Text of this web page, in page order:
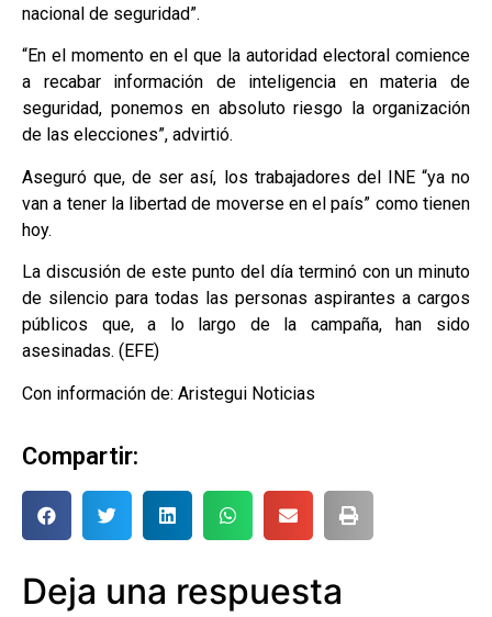
nacional de seguridad”.
“En el momento en el que la autoridad electoral comience
a recabar información de inteligencia en materia de
seguridad, ponemos en absoluto riesgo la organización
de las elecciones”, advirtió.
Aseguró que, de ser así, los trabajadores del INE “ya no
van a tener la libertad de moverse en el país” como tienen
hoy.
La discusión de este punto del día terminó con un minuto
de silencio para todas las personas aspirantes a cargos
públicos que, a lo largo de la campaña, han sido
asesinadas. (EFE)
Con información de: Aristegui Noticias
Compartir:
Deja una respuesta